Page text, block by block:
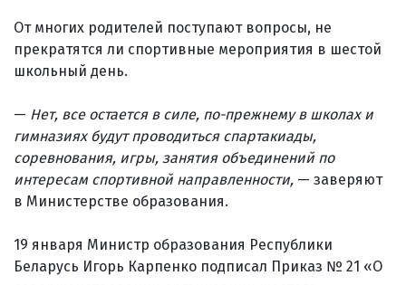
От многих родителей поступают вопросы, не
прекратятся ли спортивные мероприятия в шестой
школьный день.
— Нет, все остается в силе, по-прежнему в школах и
гимназиях будут проводиться спартакиады,
соревнования, игры, занятия объединений по
интересам спортивной направленности, — заверяют
в Министерстве образования.
19 января Министр образования Республики
Беларусь Игорь Карпенко подписал Приказ № 21 «О